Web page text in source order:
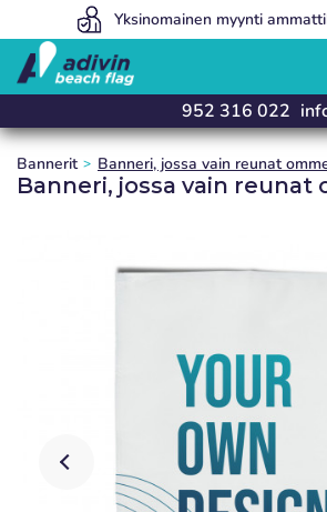
Valmistamme ja
Yksinomainen myynti
Hintamme ovat niin alhaiset, koska
952 316 022
Bannerit Banneri, jossa vain reunat
Banneri, jossa vain reunat